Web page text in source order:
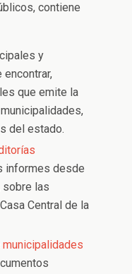
contiene
y
que emite la
del estado.
informes desde
sobre las
Central de la
municipalidades